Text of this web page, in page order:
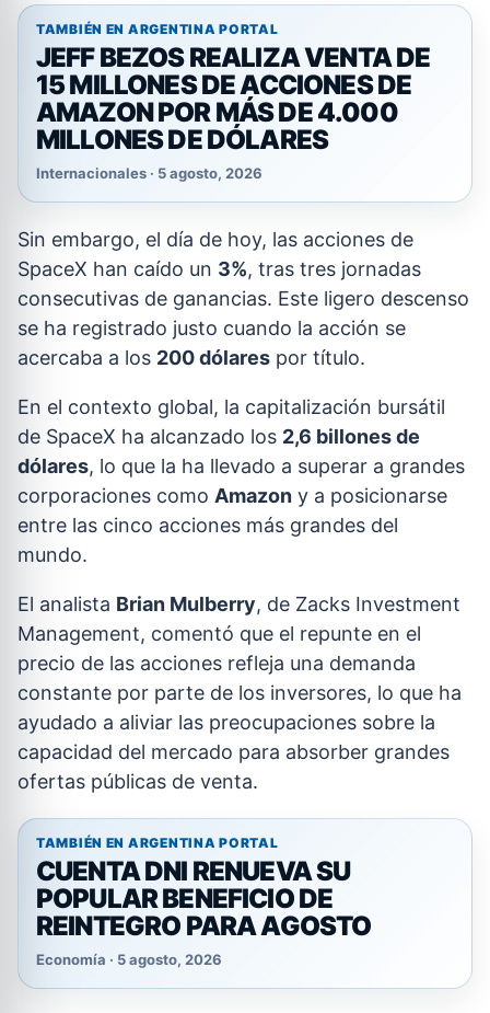
TAMBIÉN EN ARGENTINA PORTAL
JEFF BEZOS REALIZA VENTA DE
15 MILLONES DE ACCIONES DE
AMAZON POR MÁS DE 4.000
MILLONES DE DÓLARES
Internacionales · 5 agosto, 2026
Sin embargo, el día de hoy, las acciones de
SpaceX han caído un 3%, tras tres jornadas
consecutivas de ganancias. Este ligero descenso
se ha registrado justo cuando la acción se
acercaba a los 200 dólares por título.
En el contexto global, la capitalización bursátil
de SpaceX ha alcanzado los 2,6 billones de
dólares, lo que la ha llevado a superar a grandes
corporaciones como Amazon y a posicionarse
entre las cinco acciones más grandes del
mundo.
El analista Brian Mulberry, de Zacks Investment
Management, comentó que el repunte en el
precio de las acciones refleja una demanda
constante por parte de los inversores, lo que ha
ayudado a aliviar las preocupaciones sobre la
capacidad del mercado para absorber grandes
ofertas públicas de venta.
TAMBIÉN EN ARGENTINA PORTAL
CUENTA DNI RENUEVA SU
POPULAR BENEFICIO DE
REINTEGRO PARA AGOSTO
Economía · 5 agosto, 2026